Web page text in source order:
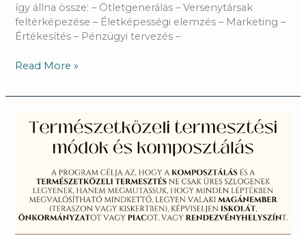
így állna össze: – Ötletgenerálás – Versenytársak
feltérképezése – Életképességi elemzés – Marketing –
Értékesítés – Pénzügyi tervezés –
Read More »
Természetközeli
termesztési
komposztálás